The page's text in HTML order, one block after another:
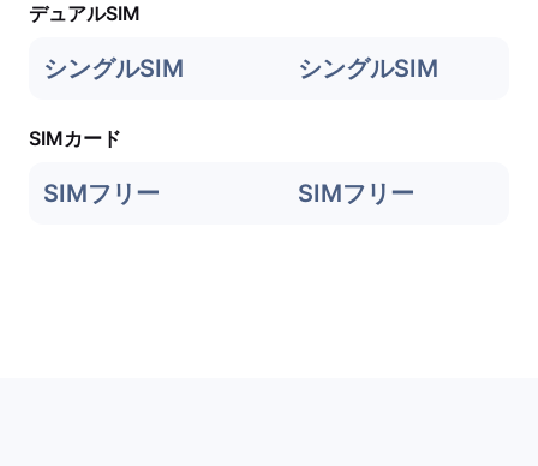
デュアルSIM
シングルSIM シングルSIM
SIMカード
SIMフリー SIMフリー